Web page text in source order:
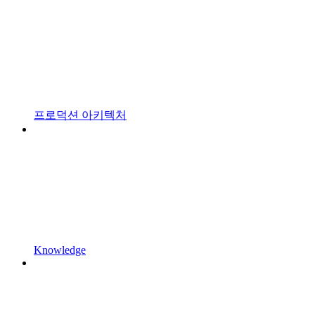
프로덕션 아키텍처
Knowledge